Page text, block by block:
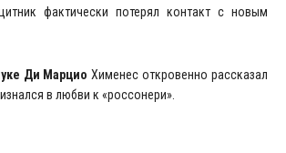
фактически потерял контакт с новым
Ди Марцио Хименес откровенно рассказал
в любви к «россонери».